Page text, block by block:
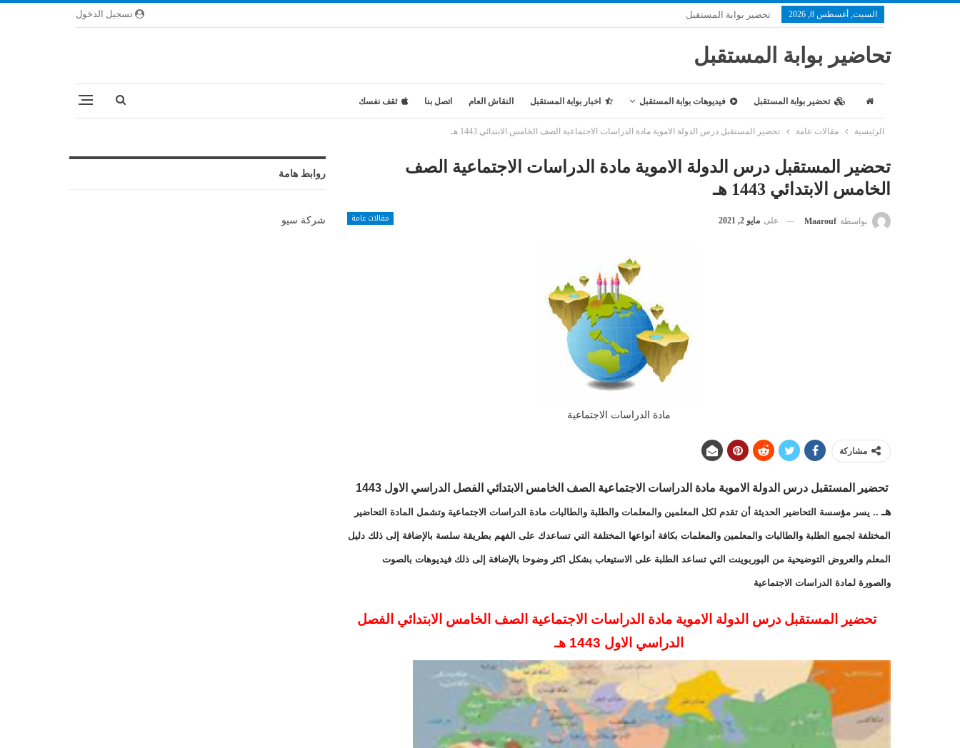
تسجيل الدخول السبت, أغسطس 8, 2026 تحضير بوابة المستقبل
تحاضير بوابة المستقبل
تحضير بوابة المستقبل فيديوهات بوابة المستقبل اخبار بوابة المستقبل النقاش العام اتصل بنا ثقف نفسك
الرئيسية مقالات عامة تحضير المستقبل درس الدولة الاموية مادة الدراسات الاجتماعية الصف الخامس الابتدائي 1443 هـ
تحضير المستقبل درس الدولة الاموية مادة الدراسات الاجتماعية الصف
الخامس الابتدائي 1443 هـ
مقالات عامة بواسطة Maarouf على مايو 2, 2021
مادة الدراسات الاجتماعية
مشاركة
تحضير المستقبل درس الدولة الاموية مادة الدراسات الاجتماعية الصف الخامس الابتدائي
الفصل الدراسي الاول 1443
هـ .. يسر مؤسسة التحاضير الحديثة أن تقدم لكل المعلمين والمعلمات والطلبة والطالبات مادة الدراسات الاجتماعية وتشمل المادة التحاضير
المختلفة لجميع الطلبة والطالبات والمعلمين والمعلمات بكافة أنواعها المختلفة التي تساعدك على الفهم بطريقة سلسة بالإضافة إلى ذلك دليل
المعلم والعروض التوضيحية من البوربوينت التي تساعد الطلبة على الاستيعاب بشكل اكثر وضوحا بالإضافة إلى ذلك فيديوهات بالصوت
والصورة لمادة الدراسات الاجتماعية
تحضير المستقبل درس الدولة الاموية مادة الدراسات الاجتماعية الصف الخامس الابتدائي الفصل
الدراسي الاول 1443 هـ
روابط هامة
شركة سيو